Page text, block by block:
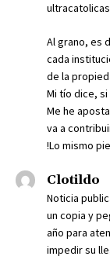
Al grano, es
cada
de la
Mi tío dice, si
Me he
va a
!Lo mismo
Clotildo
Noticia
un copia y
año para
impedir su